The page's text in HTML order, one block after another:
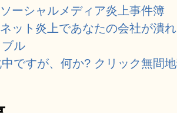
ソーシャルメディア炎上事件簿
ネット炎上であなたの会社が潰
ル
ですが、何か? クリック無間